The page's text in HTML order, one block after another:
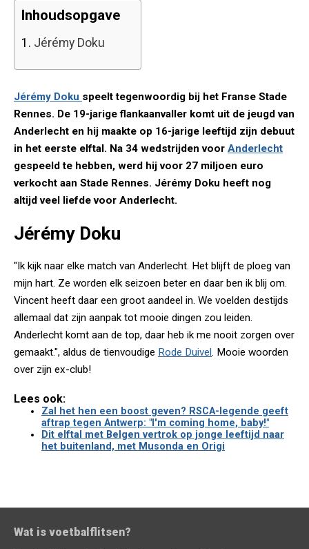
Inhoudsopgave
1. Jérémy Doku
Jérémy Doku speelt tegenwoordig bij het Franse Stade
Rennes. De 19-jarige flankaanvaller komt uit de jeugd van
Anderlecht en hij maakte op 16-jarige leeftijd zijn debuut
in het eerste elftal. Na 34 wedstrijden voor Anderlecht
gespeeld te hebben, werd hij voor 27 miljoen euro
verkocht aan Stade Rennes. Jérémy Doku heeft nog
altijd veel liefde voor Anderlecht.
Jérémy Doku
"Ik kijk naar elke match van Anderlecht. Het blijft de ploeg van
mijn hart. Ze worden elk seizoen beter en daar ben ik blij om.
Vincent heeft daar een groot aandeel in. We voelden destijds
allemaal dat zijn aanpak tot mooie dingen zou leiden.
Anderlecht komt aan de top, daar heb ik me nooit zorgen over
gemaakt.", aldus de tienvoudige Rode Duivel. Mooie woorden
over zijn ex-club!
Lees ook:
Zal het hen een boost geven? RSCA-legende geeft
aftrap tegen Antwerp: "I'm coming home, baby!"
Dit elftal met Belgen vertrok op jonge leeftijd naar
het buitenland, met Musonda en Origi
Wat is voetbalflitsen?